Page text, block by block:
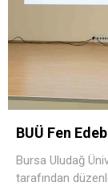
BUÜ Fen
Bursa Uludağ
tarafından